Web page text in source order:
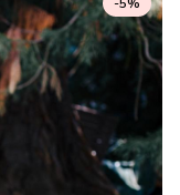
-5%